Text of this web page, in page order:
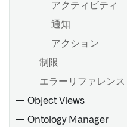
リンクタイプの作
リンクタイプを
メタデータリファ
概要
用する
Python 関数のデ
ローカル開発
上級使用法
関連オブジェク
ためのピボット
オブジェクトセッ
探索の保存
リストの保存
アクションの適用
アクティビティ
通知
アクション
制限
エラーリファレンス
Object Views
Ontology Manager